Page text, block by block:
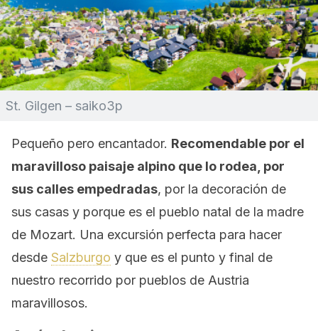
St. Gilgen – saiko3p
Pequeño pero encantador. Recomendable por el
maravilloso paisaje alpino que lo rodea, por
sus calles empedradas, por la decoración de
sus casas y porque es el pueblo natal de la madre
de Mozart. Una excursión perfecta para hacer
desde Salzburgo y que es el punto y final de
nuestro recorrido por pueblos de Austria
maravillosos.